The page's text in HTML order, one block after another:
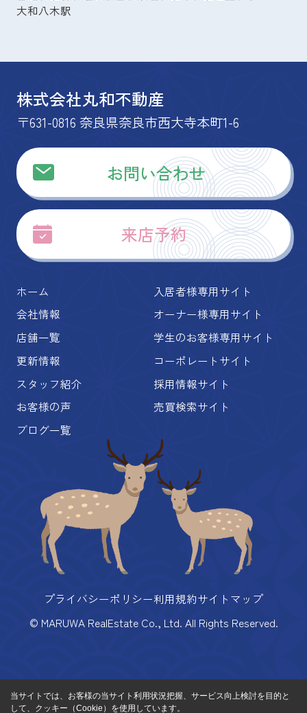
大和八木駅
株式会社丸和不動産
〒631-0816 奈良県奈良市西大寺本町1-6
お問い合わせ
来店予約
ホーム
会社情報
店舗一覧
更新情報
スタッフ紹介
お客様の声
ブログ一覧
入居者様専用サイト
オーナー様専用サイト
学生のお客様専用サイト
コーポレートサイト
採用情報サイト
売買検索サイト
プライバシーポリシー利用規約サイトマップ
© MARUWA RealEstate Co., Ltd. All Rights Reserved.
当サイトでは、お客様の当サイト利用状況把握、サービス向上検討を目的と
して、クッキー（Cookie）を使用しています。